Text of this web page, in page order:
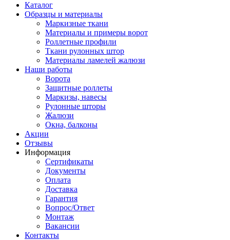
Каталог
Образцы и материалы
Маркизные ткани
Материалы и примеры ворот
Роллетные профили
Ткани рулонных штор
Материалы ламелей жалюзи
Наши работы
Ворота
Защитные роллеты
Маркизы, навесы
Рулонные шторы
Жалюзи
Окна, балконы
Акции
Отзывы
Информация
Сертификаты
Документы
Оплата
Доставка
Гарантия
Вопрос/Ответ
Монтаж
Вакансии
Контакты